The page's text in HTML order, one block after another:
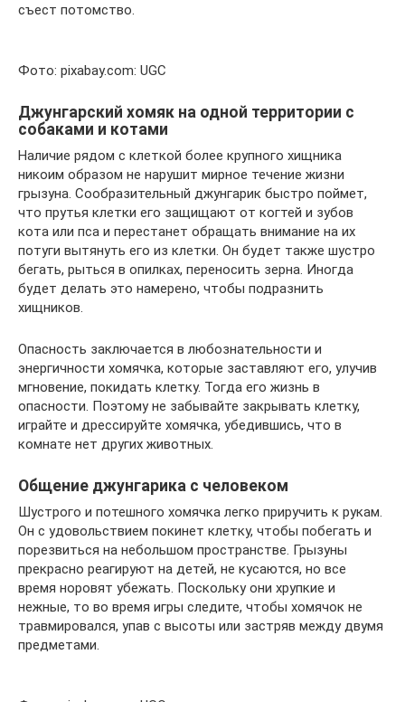
съест потомство.
Фото: pixabay.com: UGC
Джунгарский хомяк на одной территории с
собаками и котами
Наличие рядом с клеткой более крупного хищника
никоим образом не нарушит мирное течение жизни
грызуна. Сообразительный джунгарик быстро поймет,
что прутья клетки его защищают от когтей и зубов
кота или пса и перестанет обращать внимание на их
потуги вытянуть его из клетки. Он будет также шустро
бегать, рыться в опилках, переносить зерна. Иногда
будет делать это намерено, чтобы подразнить
хищников.
Опасность заключается в любознательности и
энергичности хомячка, которые заставляют его, улучив
мгновение, покидать клетку. Тогда его жизнь в
опасности. Поэтому не забывайте закрывать клетку,
играйте и дрессируйте хомячка, убедившись, что в
комнате нет других животных.
Общение джунгарика с человеком
Шустрого и потешного хомячка легко приручить к рукам.
Он с удовольствием покинет клетку, чтобы побегать и
порезвиться на небольшом пространстве. Грызуны
прекрасно реагируют на детей, не кусаются, но все
время норовят убежать. Поскольку они хрупкие и
нежные, то во время игры следите, чтобы хомячок не
травмировался, упав с высоты или застряв между двумя
предметами.